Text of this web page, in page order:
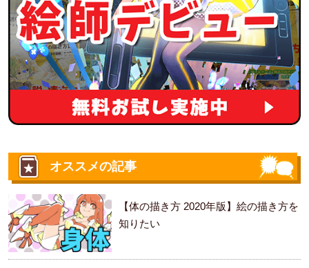
オススメの記事
【体の描き方 2020年版】絵の描き方を
知りたい